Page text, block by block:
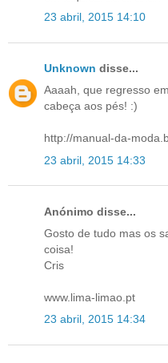
23 abril, 2015 14:10
Unknown disse...
Aaaah, que regresso
cabeça aos pés! :)
http://manual-da-
23 abril, 2015 14:33
Anónimo disse...
Gosto de tudo mas os
coisa!
Cris
www.lima-limao.pt
23 abril, 2015 14:34